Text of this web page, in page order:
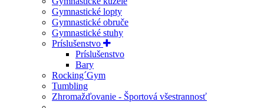
Gymnastické lopty
Gymnastické obruče
Gymnastické stuhy
Príslušenstvo
Príslušenstvo
Bary
Rocking´Gym
Tumbling
Zhromažďovanie - Športová všestrannosť